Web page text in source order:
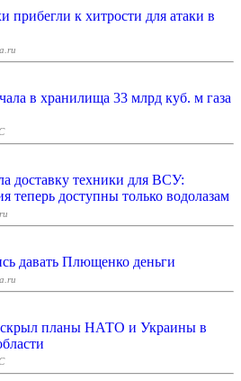
прибегли к хитрости для атаки в
в хранилища 33 млрд куб. м газа
доставку техники для ВСУ:
теперь доступны только водолазам
давать Плющенко деньги
планы НАТО и Украины в